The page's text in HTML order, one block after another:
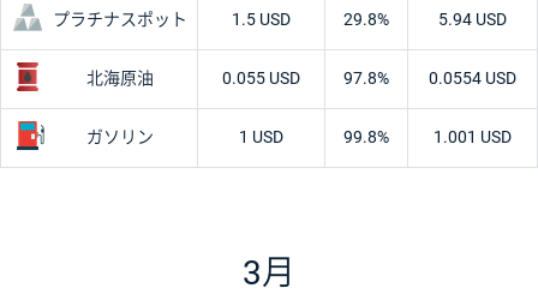
プラチナスポット 1.5 USD 29.8% 5.94 USD
北海原油 0.055 USD 97.8% 0.0554 USD
ガソリン 1 USD 99.8% 1.001 USD
3月